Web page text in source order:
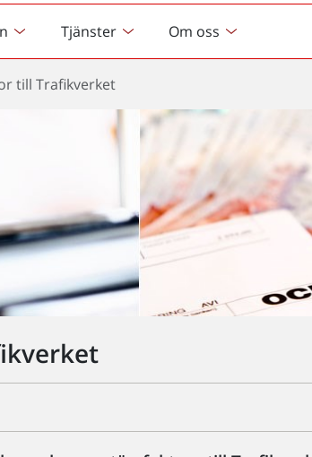
Tjänster Om oss
till Trafikverket